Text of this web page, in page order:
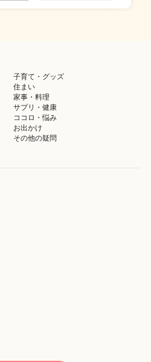
子育て・グッズ
住まい
家事・料理
サプリ・健康
ココロ・悩み
お出かけ
その他の疑問